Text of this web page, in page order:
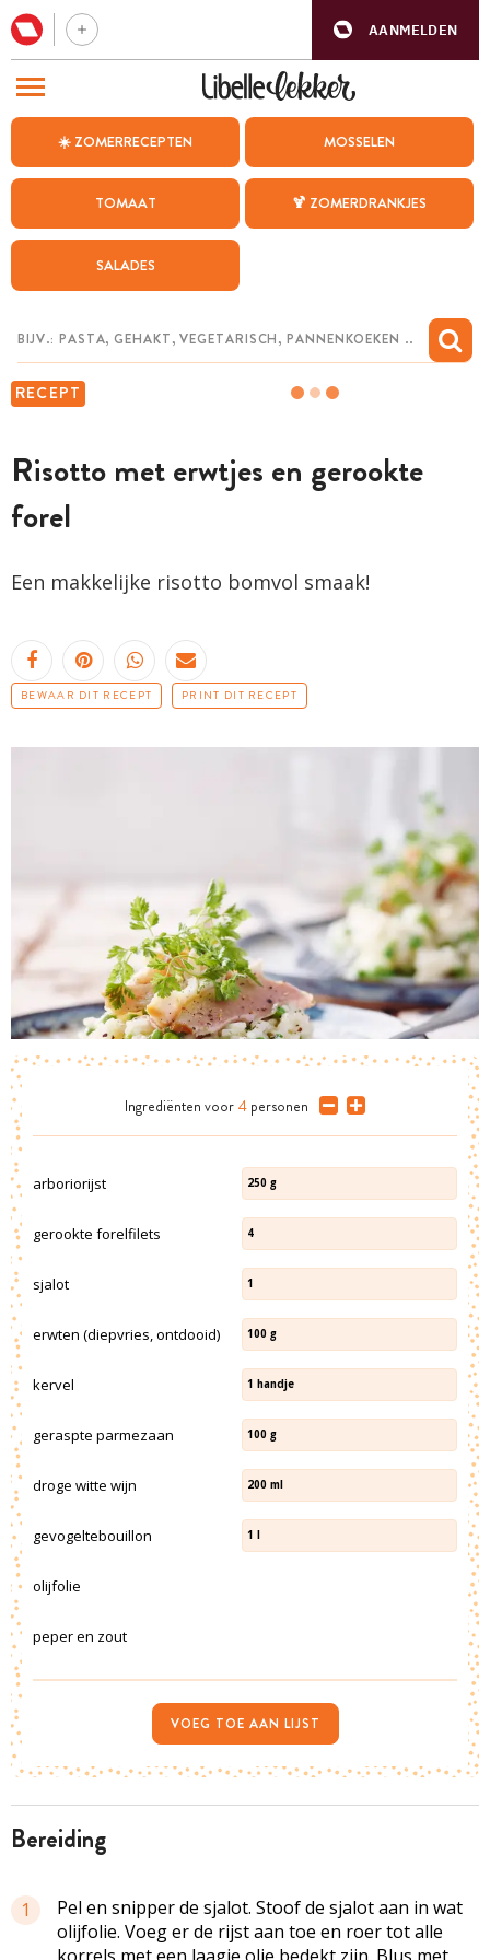
AANMELDEN
☀️ ZOMERRECEPTEN MOSSELEN
TOMAAT 🍹 ZOMERDRANKJES
SALADES
RECEPT
Risotto met erwtjes en gerookte
forel
Een makkelijke risotto bomvol smaak!
BEWAAR DIT RECEPT PRINT DIT RECEPT
bereiding
1
Pel en snipper de sjalot. Stoof de sjalot aan in wat
olijfolie. Voeg er de rijst aan toe en roer tot alle
korrels met een laagje olie bedekt zijn. Blus met
Ingrediënten voor 4 personen
arboriorijst 250 g
gerookte forelfilets 4
sjalot 1
erwten (diepvries, ontdooid) 100 g
kervel 1 handje
geraspte parmezaan 100 g
droge witte wijn 200 ml
gevogeltebouillon 1 l
olijfolie
peper en zout
VOEG TOE AAN LIJST
BEZOEK ONZE ANDERE WEBSITES
WEEKMENU
CHAT MET MAIA
MIJN BEWAARDE RECEPTEN